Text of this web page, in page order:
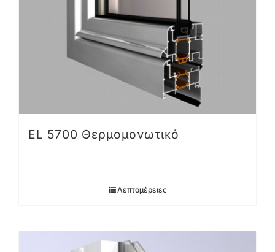
EL 5700 Θερμομονωτικό
Λεπτομέρειες